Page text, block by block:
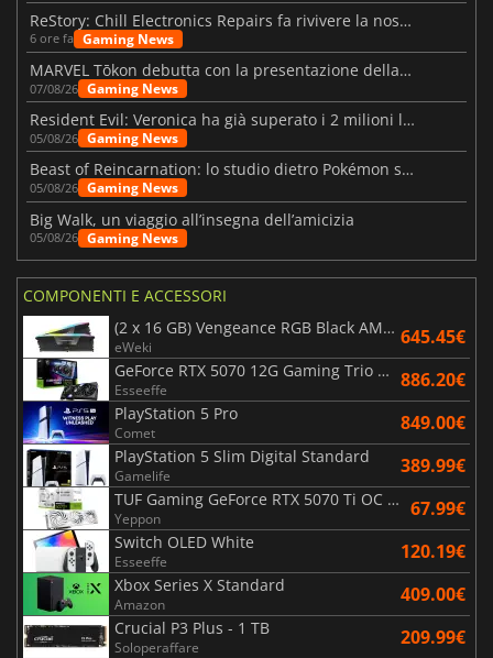
ReStory: Chill Electronics Repairs fa rivivere la nostalgia degli anni 2000
6 ore fa Gaming News
MARVEL Tōkon debutta con la presentazione della roadmap per il primo anno
07/08/26 Gaming News
Resident Evil: Veronica ha già superato i 2 milioni liste dei desideri
05/08/26 Gaming News
Beast of Reincarnation: lo studio dietro Pokémon su una nuova strada
05/08/26 Gaming News
Big Walk, un viaggio all’insegna dell’amicizia
05/08/26 Gaming News
COMPONENTI E ACCESSORI
(2 x 16 GB) Vengeance RGB Black AMD Expo 6000 MHz - CAS 30
eWeki 645.45€
GeForce RTX 5070 12G Gaming Trio OC Black
Esseeffe 886.20€
PlayStation 5 Pro
Comet 849.00€
PlayStation 5 Slim Digital Standard
Gamelife 389.99€
TUF Gaming GeForce RTX 5070 Ti OC White Edition 16GB
Yeppon 67.99€
Switch OLED White
Esseeffe 120.19€
Xbox Series X Standard
Amazon 409.00€
Crucial P3 Plus - 1 TB
Soloperaffare 209.99€